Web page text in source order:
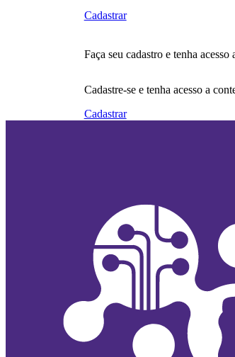
Cadastrar
Faça seu cadastro e tenha
Cadastre-se e tenha acesso a
Cadastrar